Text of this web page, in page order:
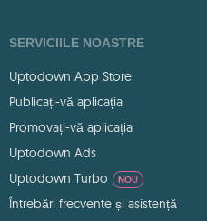
SERVICIILE NOASTRE
Uptodown App Store
Publicați-vă aplicația
Promovați-vă aplicația
Uptodown Ads
Uptodown Turbo
NOU
Întrebări frecvente și asistență